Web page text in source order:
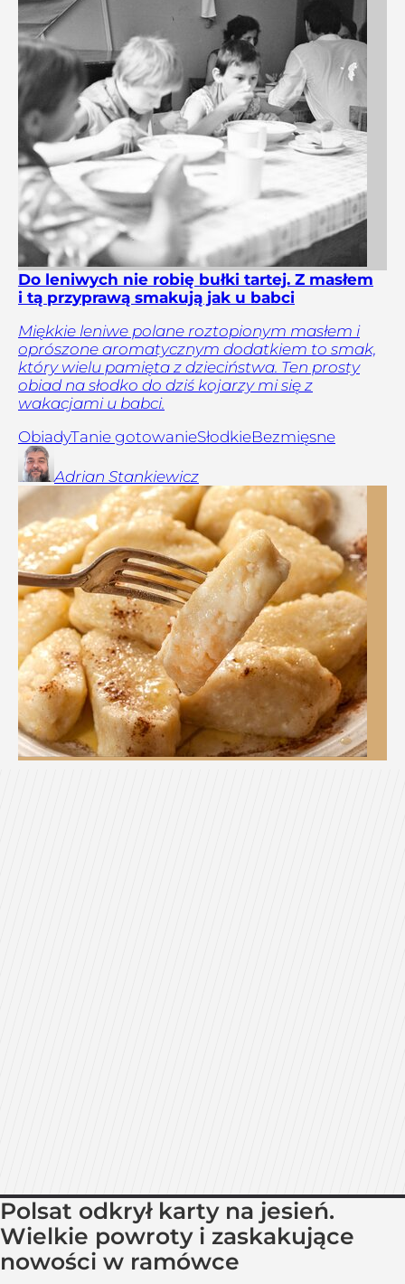
Do leniwych nie robię bułki tartej. Z masłem
i tą przyprawą smakują jak u babci
Miękkie leniwe polane roztopionym masłem i
oprószone aromatycznym dodatkiem to smak,
który wielu pamięta z dzieciństwa. Ten prosty
obiad na słodko do dziś kojarzy mi się z
wakacjami u babci.
ObiadyTanie gotowanieSłodkieBezmięsne
Adrian Stankiewicz
Polsat odkrył karty na jesień.
Wielkie powroty i zaskakujące
nowości w ramówce